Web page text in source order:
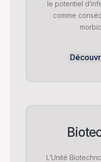
le potentiel
comme
L’Unité